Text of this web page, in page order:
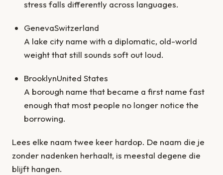
stress falls differently across languages.
GenevaSwitzerland
A lake city name with a diplomatic, old-world
weight that still sounds soft out loud.
BrooklynUnited States
A borough name that became a first name fast
enough that most people no longer notice the
borrowing.
Lees elke naam twee keer hardop. De naam die je
zonder nadenken herhaalt, is meestal degene die
blijft hangen.